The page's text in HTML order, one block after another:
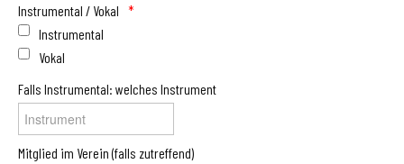
Instrumental / Vokal
Instrumental
Vokal
Falls Instrumental: welches Instrument
Mitglied im Verein (falls zutreffend)